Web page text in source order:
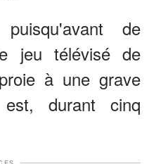
de
jeu télévisé de
à une grave
durant cinq